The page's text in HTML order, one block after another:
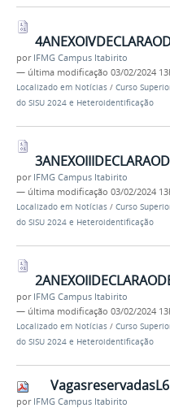
por IFMG Campus Itabirito
— última modificação 03/02/2024
Localizado em Notícias / Curso
do SISU 2024 e Heteroidentificação
por IFMG Campus Itabirito
— última modificação 03/02/2024
Localizado em Notícias / Curso
do SISU 2024 e Heteroidentificação
por IFMG Campus Itabirito
— última modificação 03/02/2024
Localizado em Notícias / Curso
do SISU 2024 e Heteroidentificação
por IFMG Campus Itabirito